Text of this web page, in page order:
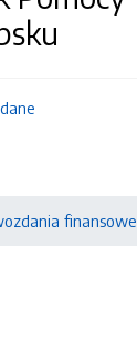
finansowe